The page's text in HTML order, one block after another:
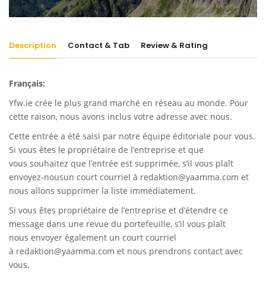
Description Contact & Tab Review & Rating
Français:
Yfw.ie crée le plus grand marché en réseau au monde. Pour
cette raison, nous avons inclus votre adresse avec nous.
Cette entrée a été saisi par notre équipe éditoriale pour vous.
Si vous êtes le propriétaire de l’entreprise et que
vous souhaitez que l’entrée est supprimée, s’il vous plaît
envoyez-nousun court courriel à redaktion@yaamma.com et
nous allons supprimer la liste immédiatement.
Si vous êtes propriétaire de l’entreprise et d’étendre ce
message dans une revue du portefeuille, s’il vous plaît
nous envoyer également un court courriel
à redaktion@yaamma.com et nous prendrons contact avec
vous.